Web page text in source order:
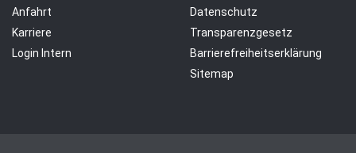
Anfahrt
Karriere
Login Intern
Datenschutz
Transparenzgesetz
Barrierefreiheitserklärung
Sitemap